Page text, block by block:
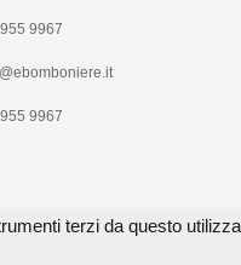
9967
9967
terzi da questo